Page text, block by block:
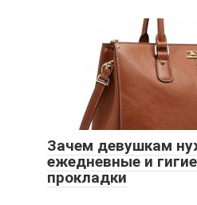
Зачем девушкам
ежедневные и
прокладки